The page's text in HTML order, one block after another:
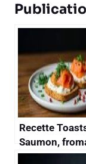
Recette
Saumon,
et Herbes :